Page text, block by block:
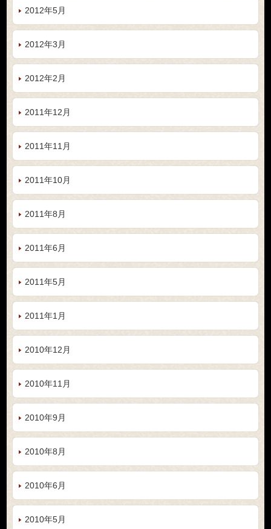
2012年5月
2012年3月
2012年2月
2011年12月
2011年11月
2011年10月
2011年8月
2011年6月
2011年5月
2011年1月
2010年12月
2010年11月
2010年9月
2010年8月
2010年6月
2010年5月